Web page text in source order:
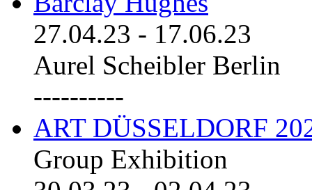
27.04.23 - 17.06.23
Aurel Scheibler Berlin
----------
ART DÜSSELDORF
Group Exhibition